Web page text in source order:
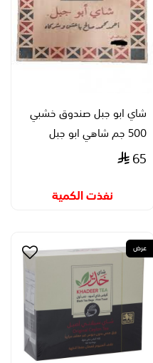
شاي ابو جبل صندوق خشبي
500 جم شاهي ابو جبل
65
نفذت الكمية
عرض